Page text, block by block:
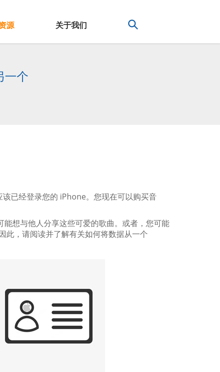
源 关于我们
一个
已经登录您的 iPhone。您现在可以购买音
想与他人分享这些可爱的歌曲。或者，您可能
此，请阅读并了解有关如何将数据从一个